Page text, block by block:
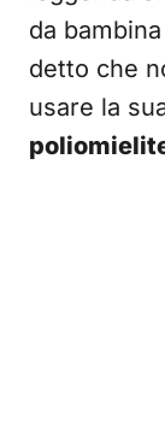
da
detto che
usare la